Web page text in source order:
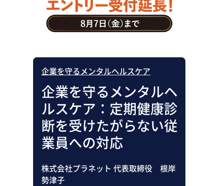
企業を守るメンタルヘルスケア
企業を守るメンタルヘ
ルスケア：定期健康診
断を受けたがらない従
業員への対応
株式会社プラネット 代表取締役 根岸
勢津子